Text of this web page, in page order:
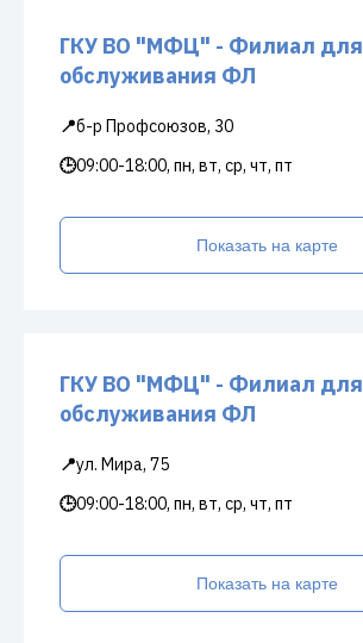
ГКУ ВО "МФЦ" - Филиал для
обслуживания ФЛ
📍б-р Профсоюзов, 30
🕒09:00-18:00, пн, вт, ср, чт, пт
Показать на карте
ГКУ ВО "МФЦ" - Филиал для
обслуживания ФЛ
📍ул. Мира, 75
🕒09:00-18:00, пн, вт, ср, чт, пт
Показать на карте